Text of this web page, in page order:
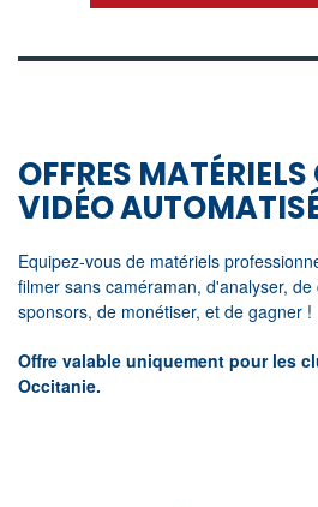
OFFRES
VIDÉO
Equipez-vous de matériels
filmer sans caméraman, d'analyser,
sponsors, de monétiser, et de gagner !
Offre valable uniquement pour les
Occitanie.